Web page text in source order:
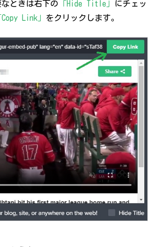
ときは右下の 「Hide Title」
にチェッ
Copy Link」 をクリックします。